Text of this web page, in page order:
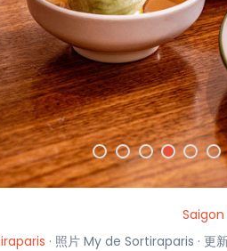
· 照片 My de Sortiraparis · 更